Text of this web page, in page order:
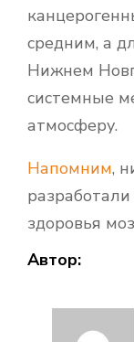
средним, а
Нижнем
системные
атмосферу.
Напомним,
здоровья
Автор: